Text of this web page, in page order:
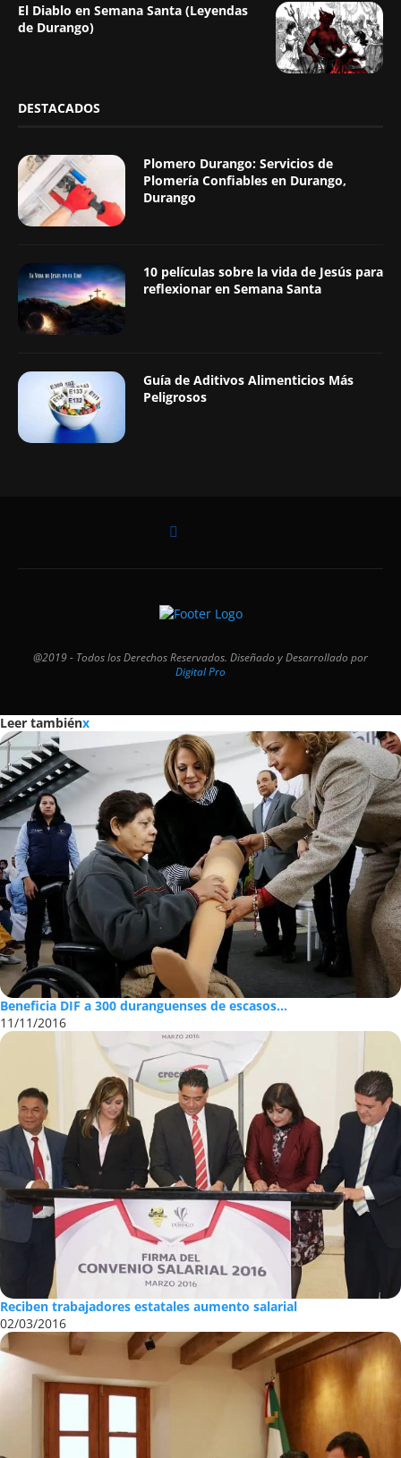
El Diablo en Semana Santa (Leyendas
de Durango)
DESTACADOS
Plomero Durango: Servicios de
Plomería Confiables en Durango,
Durango
10 películas sobre la vida de Jesús para
reflexionar en Semana Santa
Guía de Aditivos Alimenticios Más
Peligrosos
@2019 - Todos los Derechos Reservados. Diseñado y Desarrollado por
Digital Pro
Leer tambiénx
Beneficia DIF a 300 duranguenses de escasos...
11/11/2016
Reciben trabajadores estatales aumento salarial
02/03/2016